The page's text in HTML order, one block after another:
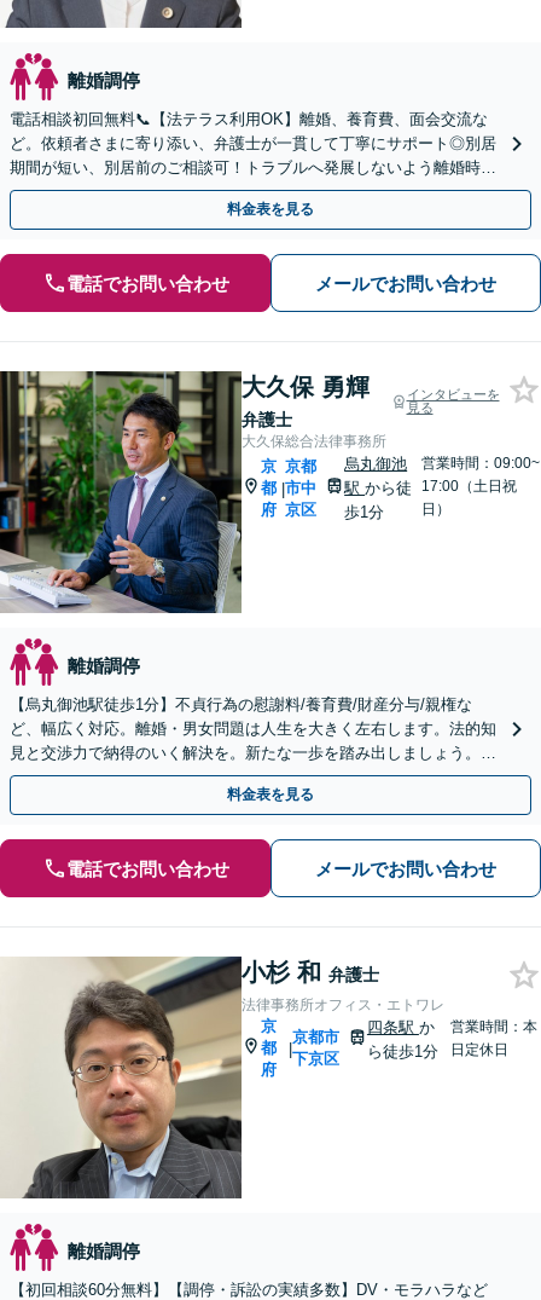
離婚調停
電話相談初回無料📞【法テラス利用OK】離婚、養育費、面会交流な
ど。依頼者さまに寄り添い、弁護士が一貫して丁寧にサポート◎別居
期間が短い、別居前のご相談可！トラブルへ発展しないよう離婚時の
取り決めもアドバイス。まずはお電話を【四条烏丸5分】
料金表を見る
電話でお問い合わせ メールでお問い合わせ
大久保 勇輝
弁護士
インタビューを
見る
大久保総合法律事務所
京
都
府
|
京都
市中
京区
烏丸御池
駅から徒
歩1分
営業時間：09:00~
17:00（土日祝
日）
離婚調停
【烏丸御池駅徒歩1分】不貞行為の慰謝料/養育費/財産分与/親権な
ど、幅広く対応。離婚・男女問題は人生を大きく左右します。法的知
見と交渉力で納得のいく解決を。新たな一歩を踏み出しましょう。
【土日夜間対応】
料金表を見る
電話でお問い合わせ メールでお問い合わせ
小杉 和 弁護士
法律事務所オフィス・エトワレ
京
都
府
|
京都市
下京区
四条駅 か
ら徒歩1分
営業時間：本
日定休日
離婚調停
【初回相談60分無料】【調停・訴訟の実績多数】DV・モラハラなど